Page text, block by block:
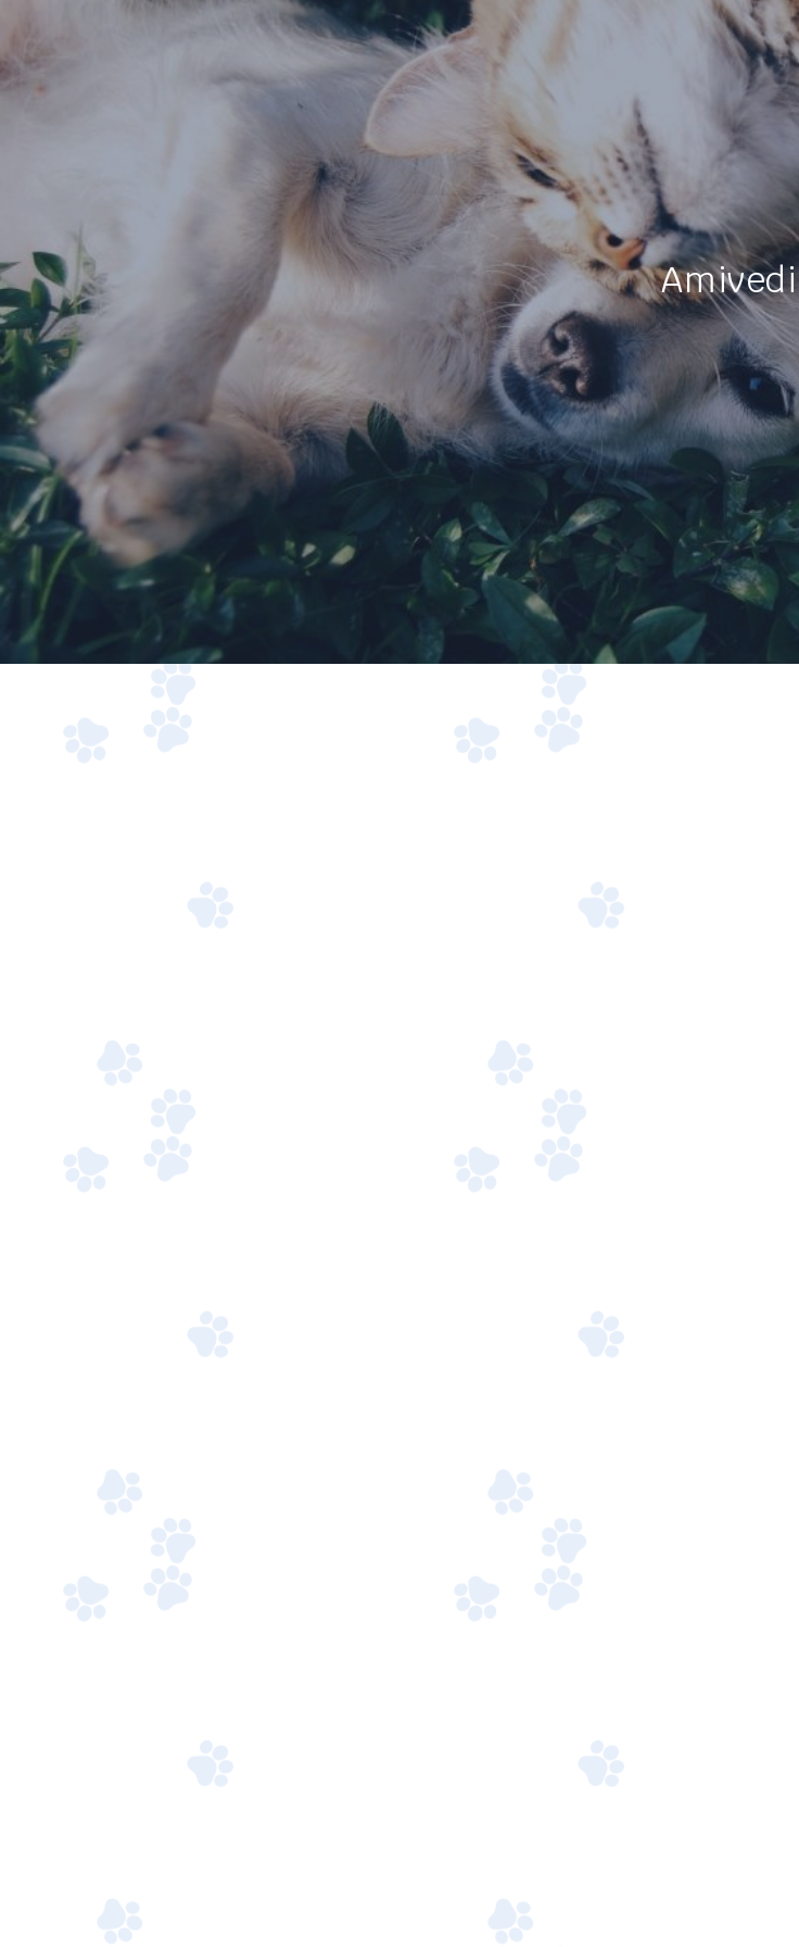
Amivedi
Amivedi